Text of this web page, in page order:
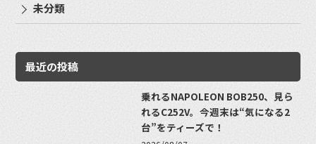
未分類
最近の投稿
乗れるNAPOLEON BOB250、見ら
れるC252V。今週末は“気になる2
台”をティーズで！